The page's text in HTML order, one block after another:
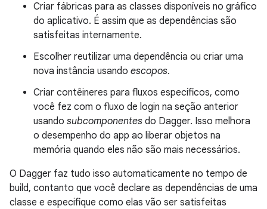
Criar fábricas para as classes disponíveis no gráfico
do aplicativo. É assim que as dependências são
satisfeitas internamente.
Escolher reutilizar uma dependência ou criar uma
nova instância usando escopos.
Criar contêineres para fluxos específicos, como
você fez com o fluxo de login na seção anterior
usando subcomponentes do Dagger. Isso melhora
o desempenho do app ao liberar objetos na
memória quando eles não são mais necessários.
O Dagger faz tudo isso automaticamente no tempo de
build, contanto que você declare as dependências de uma
classe e especifique como elas vão ser satisfeitas